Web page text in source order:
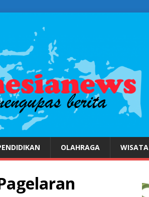
OLAHRAGA WISATA